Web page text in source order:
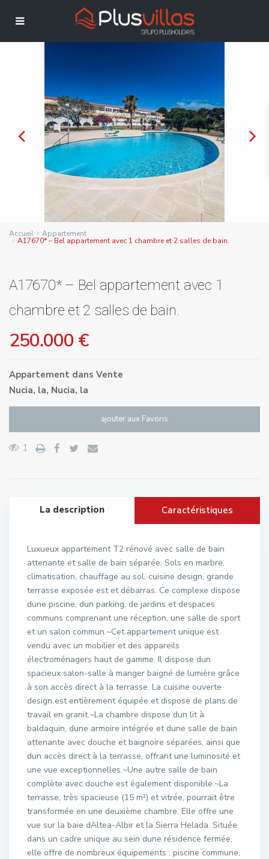
Accueil Appartement
A17670* – Bel appartement avec 1 chambre et 2 salles de bain.
A17670* – Bel appartement avec 1
chambre et 2 salles de bain.
250.000 €
Appartement dans Vente
Nucia, la, Nucia, la
ajouter aux Favoris
1
La description Caractéristiques
Luxueux appartement T2 rénové avec salle de bain
attenante et salle de bain séparée. Sols en marbre,
climatisation, chauffage au sol, cuisine design, grande
terrasse exposée est et débarras. Ce complexe dispose
dune piscine, dun parking, de jardins et despaces
communs comprenant une réception, une salle de sport
et un salon commun.~Cet appartement unique est
vendu avec un mobilier et des appareils
électroménagers haut de gamme. Il dispose dun
spacieux salon-salle à manger baigné de lumière grâce
à son accès direct à la terrasse. La cuisine ouverte
design est entièrement équipée et dispose de plans de
travail en granit.~La chambre dispose dun lit à
baldaquin, dune armoire intégrée et dune salle de bain
attenante avec douche et baignoire séparées, ainsi que
dun accès direct à la terrasse, offrant une luminosité et
une vue exceptionnelles.~Une autre salle de bain
complète avec douche est également disponible.~La
terrasse, très spacieuse (15 m²) et vitrée, pourrait être
transformée en une deuxième chambre. Elle offre une
vue sur la baie dAltea-Albir et la Sierra Helada. Située
dans un cadre unique au sein dune résidence fermée,
elle offre de nombreux équipements : piscine commune,